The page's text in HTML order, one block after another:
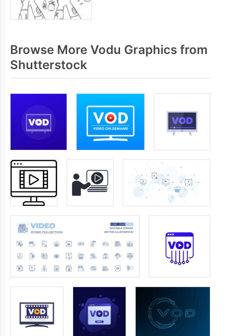
Browse More Vodu Graphics from
Shutterstock